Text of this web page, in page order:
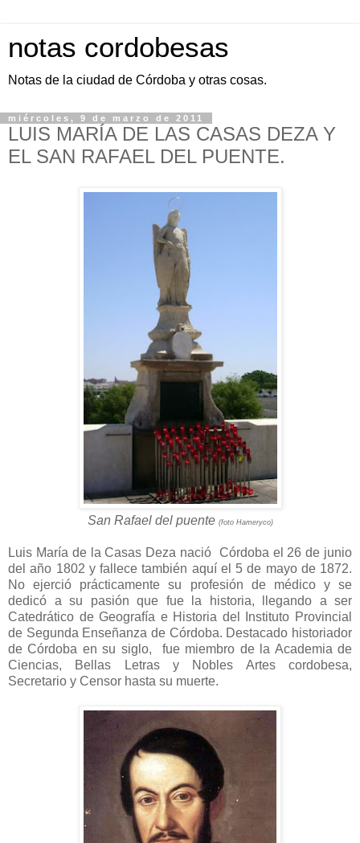
notas cordobesas
Notas de la ciudad de Córdoba y otras cosas.
miércoles, 9 de marzo de 2011
LUIS MARÍA DE LAS CASAS DEZA Y
EL SAN RAFAEL DEL PUENTE.
San Rafael del puente (foto Hameryco)
Luis María de la Casas Deza nació Córdoba el 26 de junio
del año 1802 y fallece también aquí el 5 de mayo de 1872.
No ejerció prácticamente su profesión de médico y se
dedicó a su pasión que fue la historia, llegando a ser
Catedrático de Geografía e Historia del Instituto Provincial
de Segunda Enseñanza de Córdoba. Destacado historiador
de Córdoba en su siglo, fue miembro de la Academia de
Ciencias, Bellas Letras y Nobles Artes cordobesa,
Secretario y Censor hasta su muerte.